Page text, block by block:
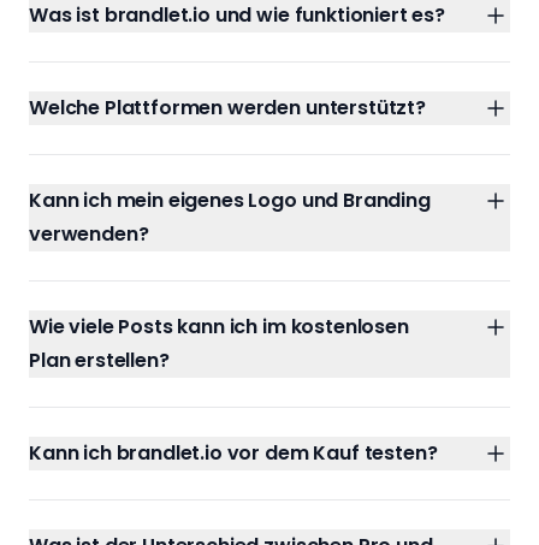
Was ist brandlet.io und wie funktioniert es?
Welche Plattformen werden unterstützt?
Kann ich mein eigenes Logo und Branding
verwenden?
Wie viele Posts kann ich im kostenlosen
Plan erstellen?
Kann ich brandlet.io vor dem Kauf testen?